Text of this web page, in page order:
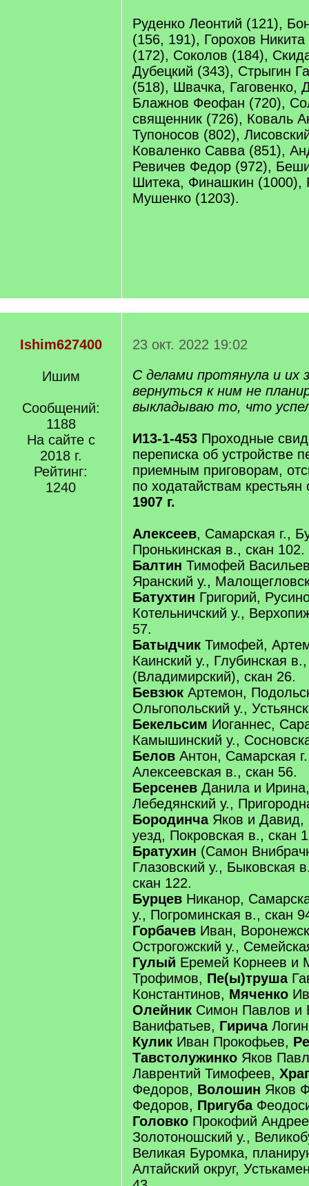
Руденко Леонтий (121),
(156, 191), Горохов
(172), Соколов (184),
Дубецкий (343), Стрыгин
(518), Швачка, Гаговенко,
Блажнов Феофан (720),
священник (726), Коваль
Тупоносов (802),
Коваленко Савва (851),
Ревичев Федор (972),
Шитека, Финашкин (1000),
Мушенко (1203).
Ishim627400
Ишим
Сообщений:
1188
На сайте с
2018 г.
Рейтинг:
1240
23 окт. 2022 19:02
С делами протянула и их
вернуться к ним не
выкладываю то, что
И13-1-453 Проходные
переписка об устройстве
приемным приговорам,
по ходатайствам крестьян
1907 г.
Алексеев, Самарская г.,
Пронькинская в., скан 102.
Балтин Тимофей
Яранский у.,
Батухтин Григорий,
Котельничский у.,
57.
Батыдчик Тимофей,
Каинский у., Глубинская
(Владимирский), скан 26.
Бевзюк Артемон,
Ольгопольский у.,
Бекельсим Иоганнес,
Камышинский у.,
Белов Антон, Самарская
Алексеевская в., скан 56.
Берсенев Данила и
Лебедянский у.,
БородинчаЯков и Давид,
уезд, Покровская в., скан
Братухин (Самон
Глазовский у., Быковская
скан 122.
Бурцев Никанор,
у., Погроминская в., скан
Горбачев Иван,
Острогожский у.,
Гулый Еремей Корнеев и
Трофимов, Пе(ы)труша
Константинов, Мяченко
Олейник Симон Павлов и
Ванифатьев, Гирича
Кулик Иван Прокофьев,
Тавстолужинко Яков
Лаврентий Тимофеев,
Федоров, Волошин Яков
Федоров, Пригуба
Головко Прокофий
Золотоношский у.,
Великая Буромка,
Алтайский округ,